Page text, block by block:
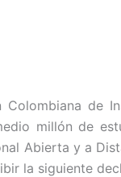
de
millón de
Abierta y a
la siguiente